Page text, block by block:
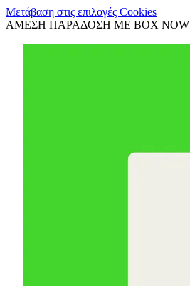
Μετάβαση στις επιλογές Cookies
ΑΜΕΣΗ ΠΑΡΑΔΟΣΗ ΜΕ BOX NOW